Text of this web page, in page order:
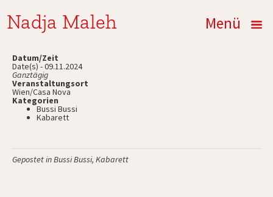
Nadja Maleh Menü
Datum/Zeit
Date(s) - 09.11.2024
Ganztägig
Veranstaltungsort
Wien/Casa Nova
Kategorien
Bussi Bussi
Kabarett
Gepostet inBussi Bussi, Kabarett